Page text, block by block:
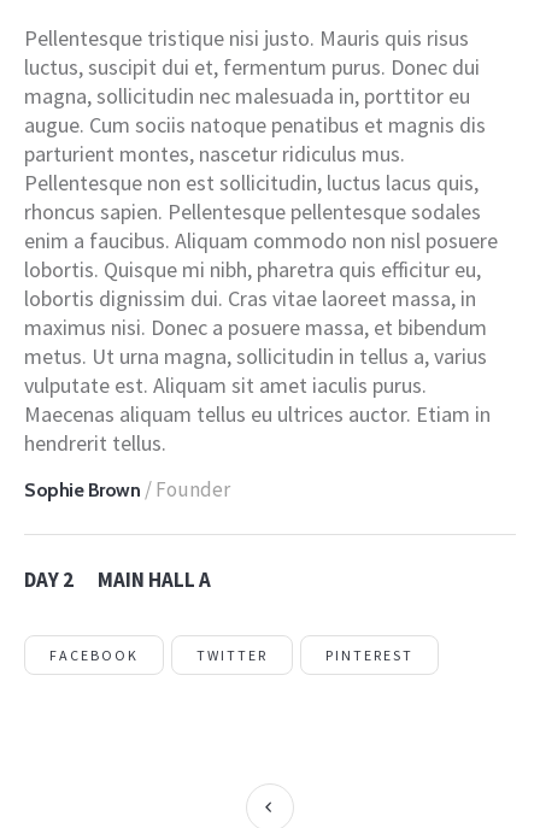
Pellentesque tristique nisi justo. Mauris quis risus
luctus, suscipit dui et, fermentum purus. Donec dui
magna, sollicitudin nec malesuada in, porttitor eu
augue. Cum sociis natoque penatibus et magnis dis
parturient montes, nascetur ridiculus mus.
Pellentesque non est sollicitudin, luctus lacus quis,
rhoncus sapien. Pellentesque pellentesque sodales
enim a faucibus. Aliquam commodo non nisl posuere
lobortis. Quisque mi nibh, pharetra quis efficitur eu,
lobortis dignissim dui. Cras vitae laoreet massa, in
maximus nisi. Donec a posuere massa, et bibendum
metus. Ut urna magna, sollicitudin in tellus a, varius
vulputate est. Aliquam sit amet iaculis purus.
Maecenas aliquam tellus eu ultrices auctor. Etiam in
hendrerit tellus.
Sophie Brown / Founder
DAY 2 MAIN HALL A
FACEBOOK TWITTER PINTEREST